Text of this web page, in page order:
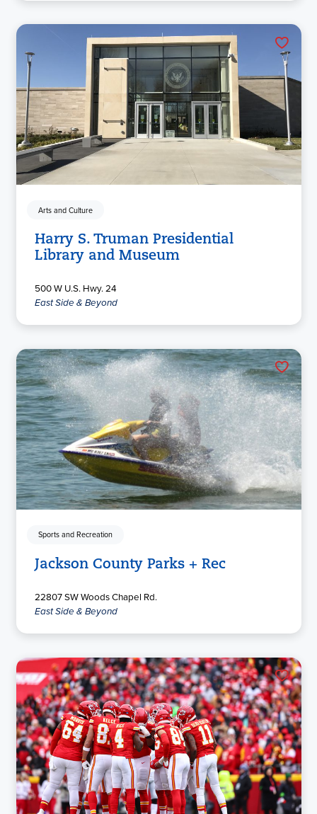
Arts and Culture
Harry S. Truman Presidential
Library and Museum
500 W U.S. Hwy. 24
East Side & Beyond
Sports and Recreation
Jackson County Parks + Rec
22807 SW Woods Chapel Rd.
East Side & Beyond